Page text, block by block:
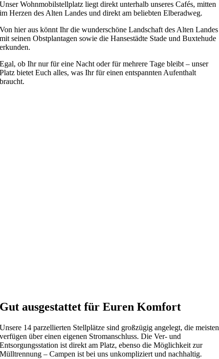
Unser Wohnmobilstellplatz liegt direkt unterhalb unseres Cafés, mitten
im Herzen des Alten Landes und direkt am beliebten Elberadweg.
Von hier aus könnt Ihr die wunderschöne Landschaft des Alten Landes
mit seinen Obstplantagen sowie die Hansestädte Stade und Buxtehude
erkunden.
Egal, ob Ihr nur für eine Nacht oder für mehrere Tage bleibt – unser
Platz bietet Euch alles, was Ihr für einen entspannten Aufenthalt
braucht.
Gut ausgestattet für Euren Komfort
Unsere 14 parzellierten Stellplätze sind großzügig angelegt, die meisten
verfügen über einen eigenen Stromanschluss. Die Ver- und
Entsorgungsstation ist direkt am Platz, ebenso die Möglichkeit zur
Mülltrennung – Campen ist bei uns unkompliziert und nachhaltig.